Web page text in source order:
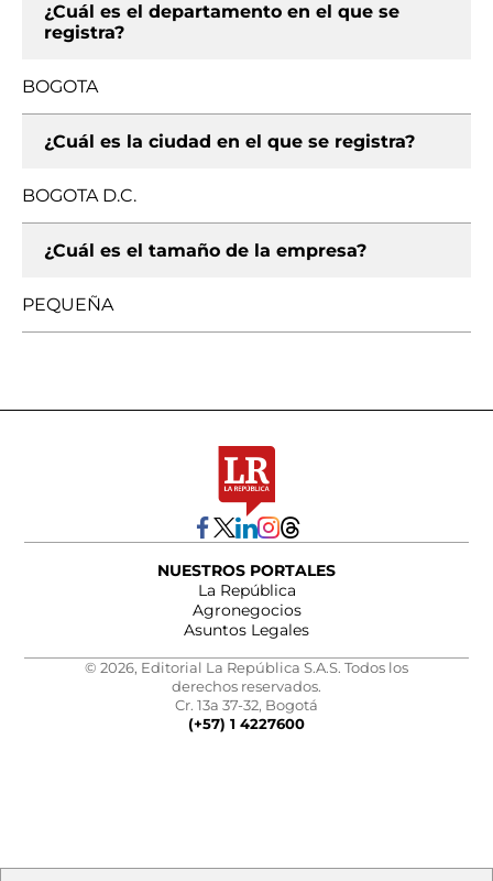
¿Cuál es el departamento en el que se
registra?
BOGOTA
¿Cuál es la ciudad en el que se registra?
BOGOTA D.C.
¿Cuál es el tamaño de la empresa?
PEQUEÑA
NUESTROS PORTALES
La República
Agronegocios
Asuntos Legales
© 2026, Editorial La República S.A.S. Todos los
derechos reservados.
Cr. 13a 37-32, Bogotá
(+57) 1 4227600